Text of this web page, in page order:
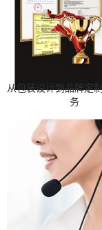
从包装设计到品牌定
务